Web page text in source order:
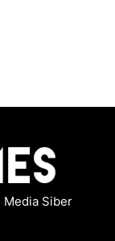
Media Siber